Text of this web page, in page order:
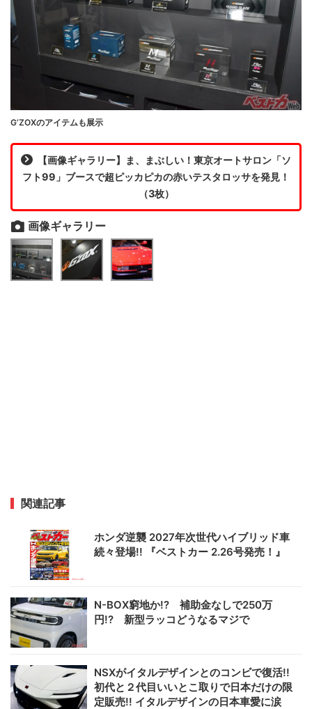
G’ZOXのアイテムも展示
【画像ギャラリー】ま、まぶしい！東京オートサロン「ソ
フト99」ブースで超ピッカピカの赤いテスタロッサを発見！
（3枚）
画像ギャラリー
関連記事
ホンダ逆襲 2027年次世代ハイブリッド車
続々登場!! 『ベストカー 2.26号発売！』
N-BOX窮地か!? 補助金なしで250万
円!? 新型ラッコどうなるマジで
NSXがイタルデザインとのコンビで復活!!
初代と２代目いいとこ取りで日本だけの限
定販売!! イタルデザインの日本車愛に涙